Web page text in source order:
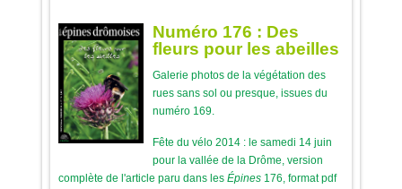
Numéro 176 : Des
fleurs pour les abeilles
Galerie photos de la végétation des
rues sans sol ou presque, issues du
numéro 169.
Fête du vélo 2014 : le samedi 14 juin
pour la vallée de la Drôme, version
complète de l'article paru dans les Épines176, format pdf